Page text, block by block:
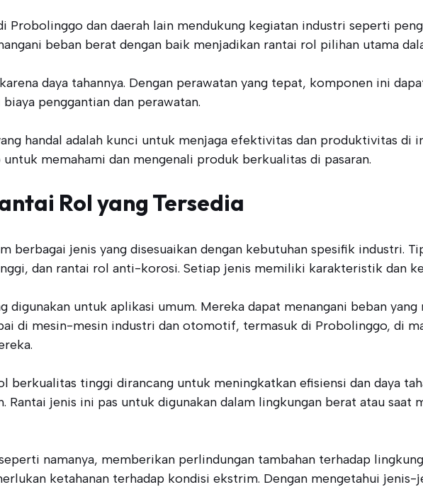
Probolinggo dan daerah lain mendukung kegiatan industri seperti
beban berat dengan baik menjadikan rantai rol pilihan utama
daya tahannya. Dengan perawatan yang tepat, komponen ini
penggantian dan perawatan.
handal adalah kunci untuk menjaga efektivitas dan produktivitas di
memahami dan mengenali produk berkualitas di pasaran.
Rol yang Tersedia
berbagai jenis yang disesuaikan dengan kebutuhan spesifik industri.
dan rantai rol anti-korosi. Setiap jenis memiliki karakteristik dan
digunakan untuk aplikasi umum. Mereka dapat menangani beban
di mesin-mesin industri dan otomotif, termasuk di Probolinggo, di
berkualitas tinggi dirancang untuk meningkatkan efisiensi dan daya
Rantai jenis ini pas untuk digunakan dalam lingkungan berat atau
namanya, memberikan perlindungan tambahan terhadap
ketahanan terhadap kondisi ekstrim. Dengan mengetahui